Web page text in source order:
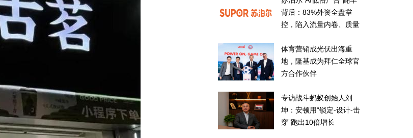
背后：83%外资全盘掌
控，陷入流量内卷、质量
体育营销成光伏出海重
地，隆基成为拜仁全球官
方合作伙伴
专访战斗蚂蚁创始人刘
坤：安顿用“锁定-设计-击
穿”跑出10倍增长